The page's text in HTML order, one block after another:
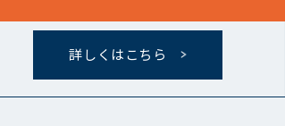
詳しくはこちら